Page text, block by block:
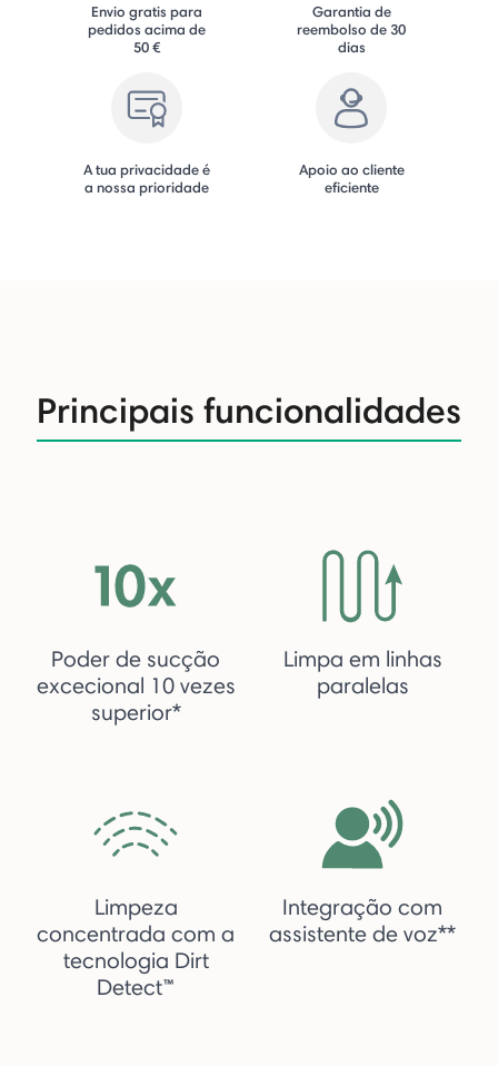
Envio gratis para
pedidos acima de
50 €
Garantia de
reembolso de 30
dias
A tua privacidade é
a nossa prioridade
Apoio ao cliente
eficiente
Principais funcionalidades
Poder de sucção
excecional 10 vezes
superior*
Limpa em linhas
paralelas
Limpeza
concentrada com a
tecnologia Dirt
Detect™
Integração com
assistente de voz**